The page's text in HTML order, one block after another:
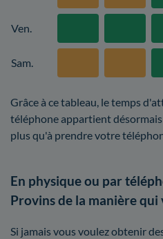
Ven.
Sam.
Grâce à ce tableau, le temps
téléphone appartient désormais
plus qu'à prendre votre
En physique ou par
Provins de la manière
Si jamais vous voulez obtenir